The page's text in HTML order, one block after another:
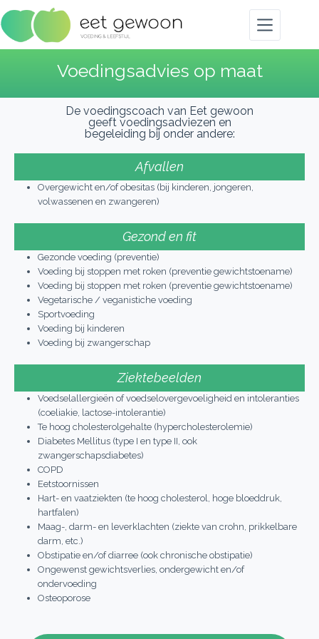
Voedingsadvies op maat
De voedingscoach van Eet gewoon
geeft voedingsadviezen en
begeleiding bij onder andere:
Afvallen
Overgewicht en/of obesitas (bij kinderen, jongeren,
volwassenen en zwangeren)
Gezond en fit
Gezonde voeding (preventie)
Voeding bij stoppen met roken (preventie gewichtstoename)
Voeding bij stoppen met roken (preventie gewichtstoename)
Vegetarische / veganistiche voeding
Sportvoeding
Voeding bij kinderen
Voeding bij zwangerschap
Ziektebeelden
Voedselallergieën of voedselovergevoeligheid en intoleranties
(coeliakie, lactose-intolerantie)
Te hoog cholesterolgehalte (hypercholesterolemie)
Diabetes Mellitus (type I en type II, ook
zwangerschapsdiabetes)
COPD
Eetstoornissen
Hart- en vaatziekten (te hoog cholesterol, hoge bloeddruk,
hartfalen)
Maag-, darm- en leverklachten (ziekte van crohn, prikkelbare
darm, etc.)
Obstipatie en/of diarree (ook chronische obstipatie)
Ongewenst gewichtsverlies, ondergewicht en/of
ondervoeding
Osteoporose